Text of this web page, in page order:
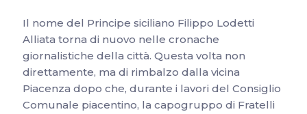
Il nome del Principe siciliano Filippo Lodetti
Alliata torna di nuovo nelle cronache
giornalistiche della città. Questa volta non
direttamente, ma di rimbalzo dalla vicina
Piacenza dopo che, durante i lavori del Consiglio
Comunale piacentino, la capogruppo di Fratelli